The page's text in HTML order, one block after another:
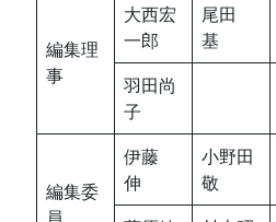
編集理
事
大西宏
一郎
尾田
基
羽田尚
子
編集委
伊藤
伸
小野田
敬